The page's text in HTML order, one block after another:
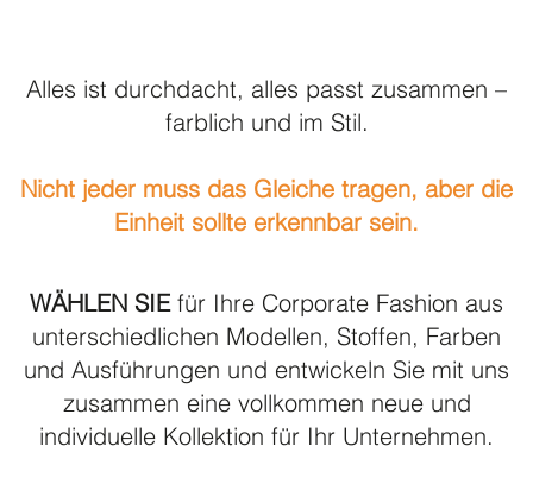
Alles ist durchdacht, alles passt zusammen –
farblich und im Stil.
Nicht jeder muss das Gleiche tragen, aber die
Einheit sollte erkennbar sein.
WÄHLEN SIEfür Ihre Corporate Fashion aus
unterschiedlichen Modellen, Stoffen, Farben
und Ausführungen und entwickeln Sie mit uns
zusammen eine vollkommen neue und
individuelle Kollektion für Ihr Unternehmen.